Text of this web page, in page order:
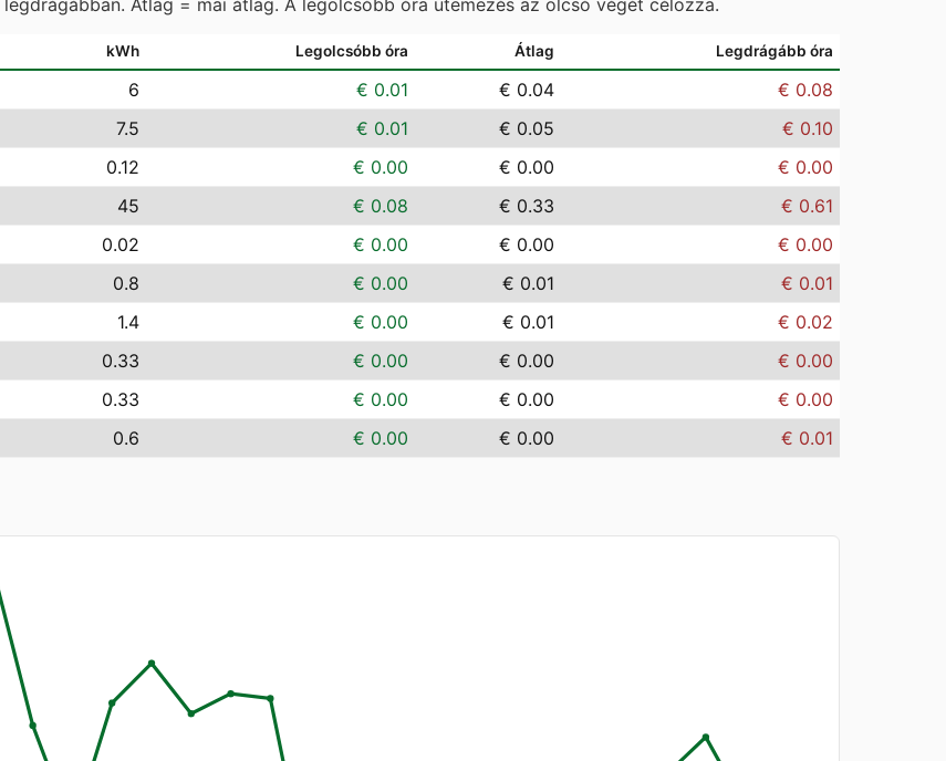
Átlag = mai átlag. A legolcsóbb óra ütemezés az olcsó végét célozza.
kWh Legolcsóbb óra Átlag Legdrágább óra
6 € 0.01 € 0.04
€ 0.08
7.5 € 0.01 € 0.05
€ 0.10
0.12 € 0.00 € 0.00
€ 0.00
45 € 0.08 € 0.33
€ 0.61
0.02 € 0.00 € 0.00
€ 0.00
0.8 € 0.00 € 0.01
€ 0.01
1.4 € 0.00 € 0.01
€ 0.02
0.33 € 0.00 € 0.00
€ 0.00
0.33 € 0.00 € 0.00
€ 0.00
0.6 € 0.00 € 0.00 € 0.01